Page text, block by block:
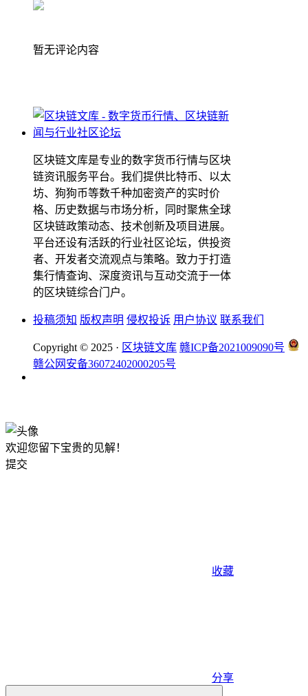
暂无评论内容
区块链文库是专业的数字货币行情与区块
链资讯服务平台。我们提供比特币、以太
坊、狗狗币等数千种加密资产的实时价
格、历史数据与市场分析，同时聚焦全球
区块链政策动态、技术创新及项目进展。
平台还设有活跃的行业社区论坛，供投资
者、开发者交流观点与策略。致力于打造
集行情查询、深度资讯与互动交流于一体
的区块链综合门户。
投稿须知 版权声明 侵权投诉 用户协议 联系我们
Copyright © 2025 · 区块链文库 赣ICP备2021009090号
赣公网安备36072402000205号
欢迎您留下宝贵的见解！
提交
收藏
分享